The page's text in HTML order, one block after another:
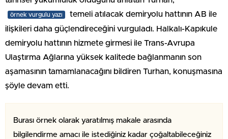
örnek vurgulu yazı
temeli atılacak demiryolu hattının AB ile
ilişkileri daha güçlendireceğini vurguladı. Halkalı-Kapıkule
demiryolu hattının hizmete girmesi ile Trans-Avrupa
Ulaştırma Ağlarına yüksek kalitede bağlanmanın son
aşamasının tamamlanacağını bildiren Turhan, konuşmasına
şöyle devam etti.
Burası örnek olarak yaratılmış makale arasında
bilgilendirme amacı ile istediğiniz kadar çoğaltabileceğiniz